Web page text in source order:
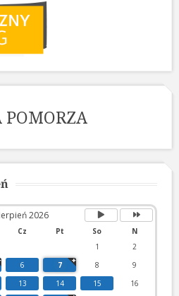
Następny
Następny
2026
Cz Pt So
N
1
2
6 7 8
9
13 14 15
16